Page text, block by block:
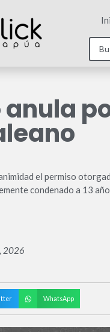
anula
el permiso
condenado a 13
2026
WhatsApp